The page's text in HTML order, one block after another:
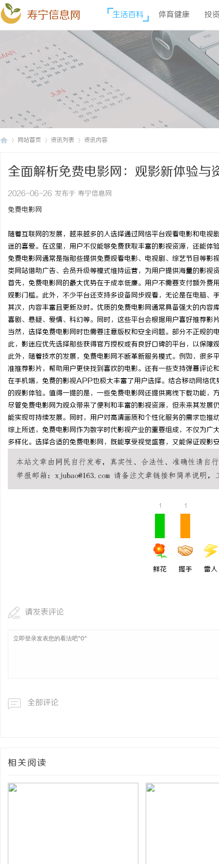
寿宁信息网 生活百科 体育健康 投
网站首页 资讯列表 资讯内容
全面解析免费电影网：观影新体验与
2026-06-26 发布于 寿宁信息网
免费电影网
随着互联网的发展，越来越多的人选择通过网络平台观看电影和电
迷的喜爱。在这里，用户不仅能够免费获取丰富的影视资源，还能体
免费电影网通常是指那些提供免费观看电影、电视剧、综艺节目等
类网站借助广告、会员升级等模式维持运营，为用户提供海量的影视
首先，免费电影网的最大优势在于成本低廉。用户不需要支付额外
观影门槛。此外，不少平台还支持多设备同步观看，无论是在电脑、
其次，内容丰富且更新及时。优质的免费电影网通常具备强大的内
喜剧、悬疑、爱情、科幻等。同时，这些平台会根据用户喜好推荐影
当然，选择免费电影网时也需要注意版权和安全问题。部分不正规
此，影迷应优先选择那些获得官方授权或有良好口碑的平台，以保障
此外，随着技术的发展，免费电影网不断革新服务模式。例如，很
准推荐影片，帮助用户更快找到喜欢的电影。还有一些支持弹幕评论
在手机端，免费的影视APP也极大丰富了用户选择。结合移动网络
的观影体验。值得一提的是，一些免费电影网还提供离线下载功能，
尽管免费电影网为观众带来了便利和丰富的影视资源，但未来其发
能实现可持续发展。同时，用户对高清画质和个性化服务的需求也推
综上所述，免费电影网作为数字时代影视产业的重要组成，不仅为
多样化。选择合适的免费电影网，既能享受视觉盛宴，又能保证观影
1
鲜花
1
握手 雷人
请发表评论
全部评论
相关阅读
干燥症患者口干眼燥熬
来？老中医：一张辨证